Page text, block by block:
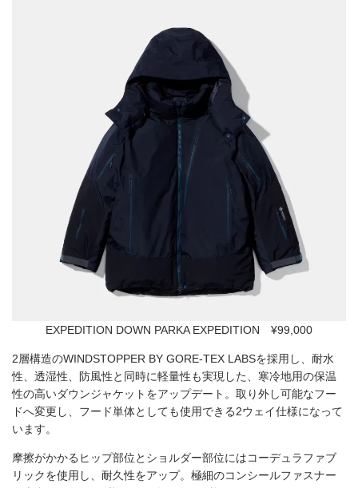
EXPEDITION DOWN PARKA EXPEDITION ¥99,000
2層構造のWINDSTOPPER BY GORE-TEX LABSを採用し、耐水
性、透湿性、防風性と同時に軽量性も実現した、寒冷地用の保温
性の高いダウンジャケットをアップデート。取り外し可能なフー
ドへ変更し、フード単体としても使用できる2ウェイ仕様になって
います。
摩擦がかかるヒップ部位とショルダー部位にはコーデュラファブ
リックを使用し、耐久性をアップ。極細のコンシールファスナー